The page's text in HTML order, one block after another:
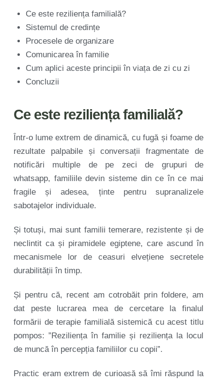
Ce este reziliența familială?
Sistemul de credințe
Procesele de organizare
Comunicarea în familie
Cum aplici aceste principii în viața de zi cu zi
Concluzii
Ce este reziliența familială?
Într-o lume extrem de dinamică, cu fugă și foame de
rezultate palpabile și conversații fragmentate de
notificări multiple de pe zeci de grupuri de
whatsapp, familiile devin sisteme din ce în ce mai
fragile și adesea, ținte pentru supranalizele
sabotajelor individuale.
Și totuși, mai sunt familii temerare, rezistente și de
neclintit ca și piramidele egiptene, care ascund în
mecanismele lor de ceasuri elvețiene secretele
durabilității în timp.
Și pentru că, recent am cotrobăit prin foldere, am
dat peste lucrarea mea de cercetare la finalul
formării de terapie familială sistemică cu acest titlu
pompos: ”Reziliența în familie și reziliența la locul
de muncă în percepția familiilor cu copii”.
Practic eram extrem de curioasă să îmi răspund la